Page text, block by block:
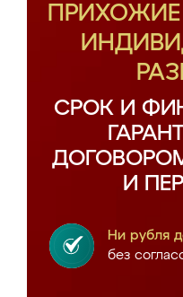
СРОК И
И
Ни рубля
без